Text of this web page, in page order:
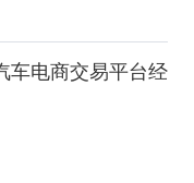
车电商交易平台经